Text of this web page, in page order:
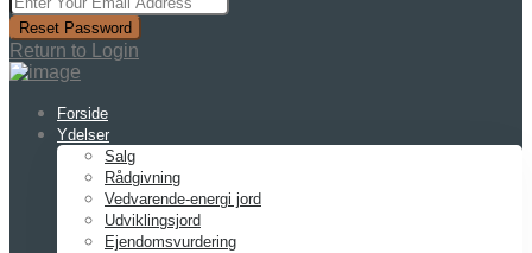
Reset Password
Return to Login
Forside
Ydelser
Salg
Rådgivning
Vedvarende-energi jord
Udviklingsjord
Ejendomsvurdering